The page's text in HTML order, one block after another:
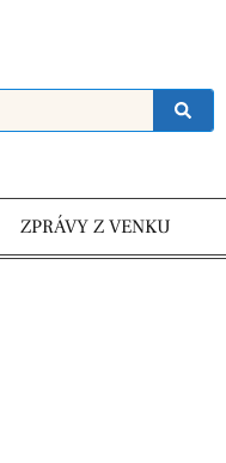
ZPRÁVY Z VENKU